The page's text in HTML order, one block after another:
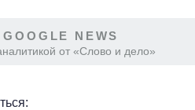
NEWS
от «Слово и дело»